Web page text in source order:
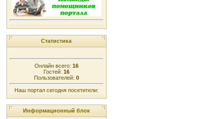
Статистика
Онлайн всего: 16
Гостей: 16
Пользователей: 0
Наш портал сегодня посетители:
Информационный блок